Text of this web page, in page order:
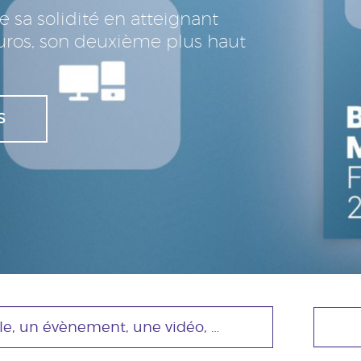
sa solidité en atteignant
son deuxième plus haut
juin au mercredi 1er juillet
! 40,2 MILLIONS DE
POUR
LES